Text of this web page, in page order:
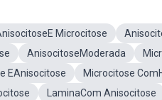
Microcitose
AnisocitoseModerada
EAnisocitose Microcitose
LaminaCom Anisocitose